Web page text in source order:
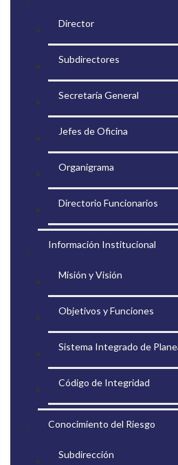
Director
Subdirectores
Secretaría General
Jefes de Oficina
Organigrama
Directorio Funcionarios
Información Institucional
Misión y Visión
Objetivos y Funciones
Sistema Integrado de
Código de Integridad
Conocimiento del Riesgo
Subdirección